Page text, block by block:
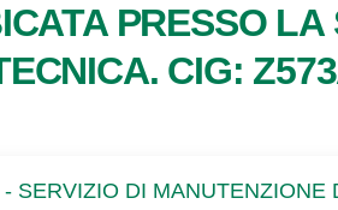
PRESSO LA
CIG:
DI MANUTENZIONE